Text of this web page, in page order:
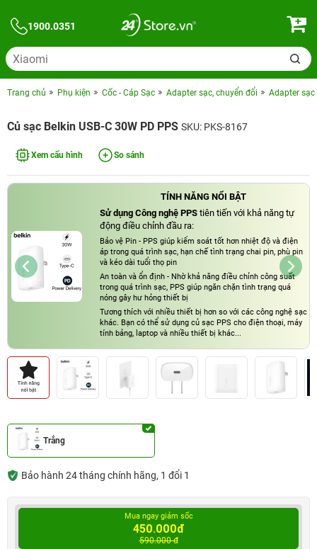
1900.0351
Trang chủ Phụ kiện Cốc - Cáp Sạc Adapter sạc, chuyển đổi Adapter sạc
Củ sạc Belkin USB-C 30W PD PPS SKU: PKS-8167
Xem cấu hình So sánh
TÍNH NĂNG NỔI BẬT
Sử dụng Công nghệ PPS tiên tiến với khả năng tự
động điều chỉnh đầu ra:
Bảo vệ Pin - PPS giúp kiểm soát tốt hơn nhiệt độ và điện
áp trong quá trình sạc, hạn chế tình trạng chai pin, phù pin
và kéo dài tuổi thọ pin
An toàn và ổn định - Nhờ khả năng điều chỉnh công suất
trong quá trình sạc, PPS giúp ngăn chặn tình trạng quá
nóng gây hư hỏng thiết bị
Tương thích với nhiều thiết bị hơn so với các công nghệ sạc
khác. Bạn có thể sử dụng củ sạc PPS cho điện thoại, máy
tính bảng, laptop và nhiều thiết bị khác...
Trắng
Bảo hành 24 tháng chính hãng, 1 đổi 1
Mua ngay giảm sốc
450.000đ
590.000 đ